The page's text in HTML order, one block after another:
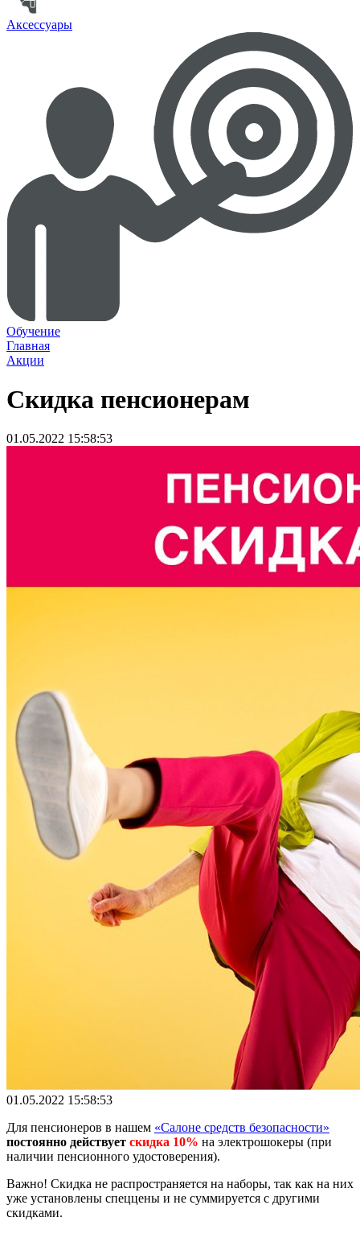
Аксессуары
Обучение
Главная
Акции
Скидка пенсионерам
01.05.2022 15:58:53
01.05.2022 15:58:53
Для пенсионеров в нашем «Салоне средств безопасности»
постоянно действует скидка 10% на электрошокеры (при
наличии пенсионного удостоверения).
Важно! Скидка не распространяется на наборы, так как на них
уже установлены спеццены и не суммируется с другими
скидками.